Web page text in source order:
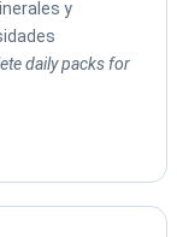
y
daily packs for